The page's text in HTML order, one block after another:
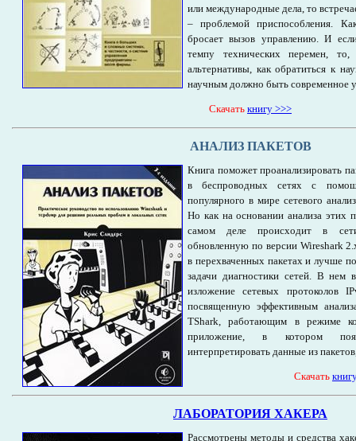
или международные дела, то
– проблемой приспособления.
бросает вызов управлению. И
темпу технических перемен,
альтернативы, как обратиться к
научным должно быть современное
Cкачать книгу >>>
АНАЛИЗ ПАКЕТОВ
Книга поможет проанализировать
в беспроводных сетях с
популярного в мире сетевого
Но как на основании анализа этих
самом деле происходит в
обновленную по версии Wireshark
в перехваченных пакетах и лучше
задачи диагностики сетей. В нем
изложение сетевых протоколов
посвященную эффективным
TShark, работающим в режиме
приложение, в котором
интерпретировать данные из
Cкачать
ЛАБОРАТОРИЯ ХАКЕРА
Рассмотрены методы и средства